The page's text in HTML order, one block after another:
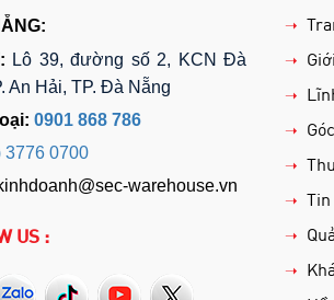
Lô 39, đường số 2, KCN Đà
An Hải, TP. Đà Nẵng
0901 868 786
3776 0700
warehouse.vn
US :
➝
➝
➝
➝
➝
➝
➝
➝